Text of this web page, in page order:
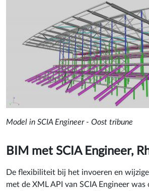
Model in SCIA Engineer - Oost tribune
BIM met SCIA Engineer,
De flexibiliteit bij het invoeren en
met de XML API van SCIA Engineer